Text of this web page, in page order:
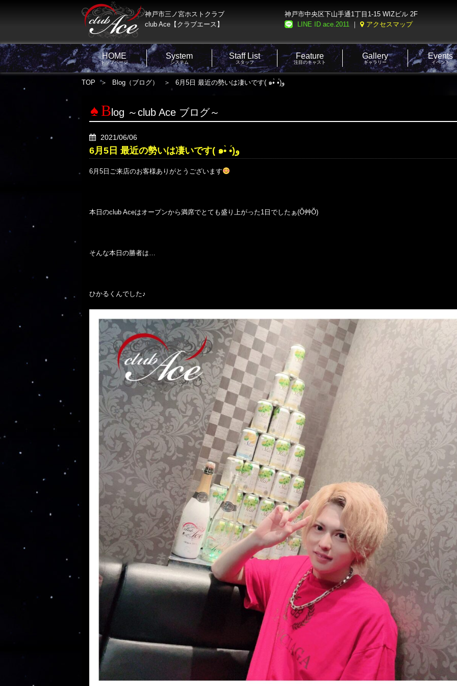
神戸市三ノ宮ホストクラブ
club Ace【クラブエース】
神戸市中央区下山手通1丁目1-15 WIZビル 2F
LINE ID ace.2011 ｜ アクセスマップ
HOME
トップページ
System
システム
Staff List
スタッフ
Feature
注目のキャスト
Gallery
ギャラリー
Events
イベント
TOP Blog（ブログ） 6月5日 最近の勢いは凄いです( ๑•̀ •́)و
B log ～club Ace ブログ～
2021/06/06
6月5日 最近の勢いは凄いです( ๑•̀ •́)و
6月5日ご来店のお客様ありがとうございます
本日のclub Aceはオープンから満席でとても盛り上がった1日でしたぁ(Ŏ艸Ŏ)
そんな本日の勝者は…
ひかるくんでした♪